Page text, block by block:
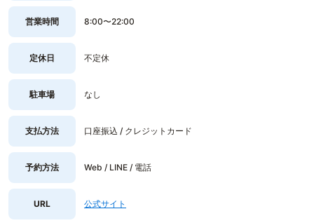
営業時間 8:00〜22:00
定休日 不定休
駐車場 なし
支払方法 口座振込 / クレジットカード
予約方法 Web / LINE / 電話
URL 公式サイト